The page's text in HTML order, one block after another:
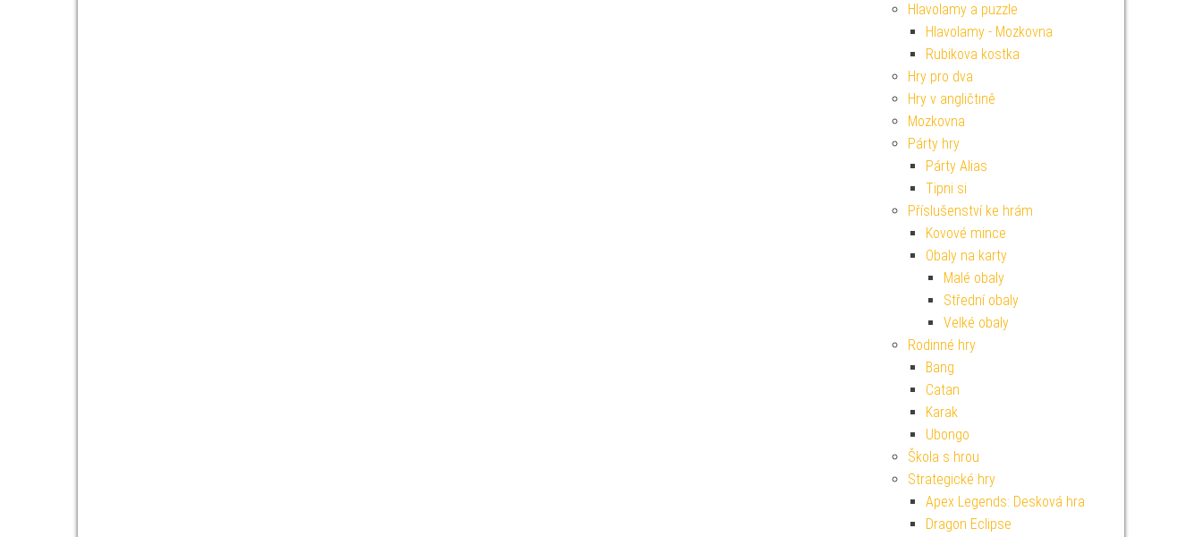
Hlavolamy a puzzle
Hlavolamy - Mozkovna
Rubikova kostka
Hry pro dva
Hry v angličtině
Mozkovna
Párty hry
Párty Alias
Tipni si
Příslušenství ke hrám
Kovové mince
Obaly na karty
Malé obaly
Střední obaly
Velké obaly
Rodinné hry
Bang
Catan
Karak
Ubongo
Škola s hrou
Strategické hry
Apex Legends: Desková hra
Dragon Eclipse